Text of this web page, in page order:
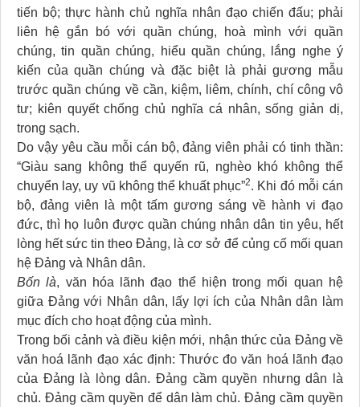
tiến bộ; thực hành chủ nghĩa nhân đạo chiến đấu; phải
liên hệ gắn bó với quần chúng, hoà mình với quần
chúng, tin quần chúng, hiểu quần chúng, lắng nghe ý
kiến của quần chúng và đặc biệt là phải gương mẫu
trước quần chúng về cần, kiệm, liêm, chính, chí công vô
tư; kiên quyết chống chủ nghĩa cá nhân, sống giản dị,
trong sạch.
Do vậy yêu cầu mỗi cán bộ, đảng viên phải có tinh thần:
“Giàu sang không thể quyến rũ, nghèo khó không thể
chuyển lay, uy vũ không thể khuất phục”2. Khi đó mỗi cán
bộ, đảng viên là một tấm gương sáng về hành vi đạo
đức, thì họ luôn được quần chúng nhân dân tin yêu, hết
lòng hết sức tin theo Đảng, là cơ sở để củng cố mối quan
hệ Đảng và Nhân dân.
Bốn là, văn hóa lãnh đạo thể hiện trong mối quan hệ
giữa Đảng với Nhân dân, lấy lợi ích của Nhân dân làm
mục đích cho hoạt động của mình.
Trong bối cảnh và điều kiện mới, nhận thức của Đảng về
văn hoá lãnh đạo xác định: Thước đo văn hoá lãnh đạo
của Đảng là lòng dân. Đảng cầm quyền nhưng dân là
chủ. Đảng cầm quyền để dân làm chủ. Đảng cầm quyền